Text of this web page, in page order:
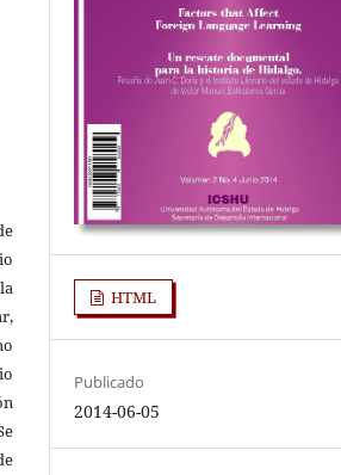
HTML
Publicado
2014-06-05